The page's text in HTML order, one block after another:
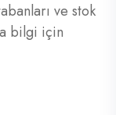
ve stok
bilgi için